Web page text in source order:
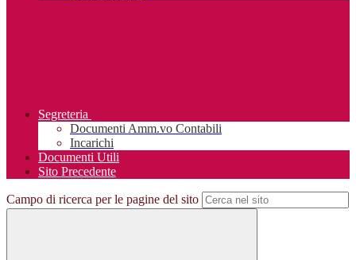
Segreteria
Documenti Amm.vo Contabili
Incarichi
Documenti Utili
Sito Precedente
Campo di ricerca per le pagine del sito